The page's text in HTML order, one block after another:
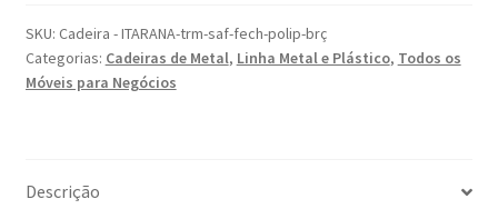
SKU: Cadeira - ITARANA-trm-saf-fech-polip-brç
Categorias: Cadeiras de Metal, Linha Metal e Plástico, Todos os
Móveis para Negócios
Descrição